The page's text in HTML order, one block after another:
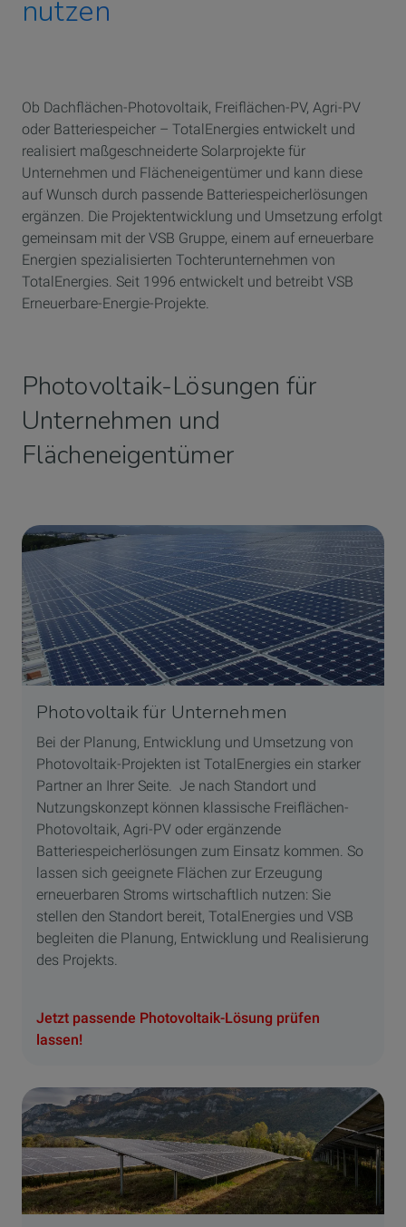
nutzen
Ob Dachflächen-Photovoltaik, Freiflächen-PV, Agri-PV
oder Batteriespeicher – TotalEnergies entwickelt und
realisiert maßgeschneiderte Solarprojekte für
Unternehmen und Flächeneigentümer und kann diese
auf Wunsch durch passende Batteriespeicherlösungen
ergänzen. Die Projektentwicklung und Umsetzung erfolgt
gemeinsam mit der VSB Gruppe, einem auf erneuerbare
Energien spezialisierten Tochterunternehmen von
TotalEnergies. Seit 1996 entwickelt und betreibt VSB
Erneuerbare-Energie-Projekte.
Photovoltaik-Lösungen für
Unternehmen und
Flächeneigentümer
Photovoltaik für Unternehmen
Bei der Planung, Entwicklung und Umsetzung von
Photovoltaik-Projekten ist TotalEnergies ein starker
Partner an Ihrer Seite. Je nach Standort und
Nutzungskonzept können klassische Freiflächen-
Photovoltaik, Agri-PV oder ergänzende
Batteriespeicherlösungen zum Einsatz kommen. So
lassen sich geeignete Flächen zur Erzeugung
erneuerbaren Stroms wirtschaftlich nutzen: Sie
stellen den Standort bereit, TotalEnergies und VSB
begleiten die Planung, Entwicklung und Realisierung
des Projekts.
Jetzt passende Photovoltaik-Lösung prüfen
lassen!